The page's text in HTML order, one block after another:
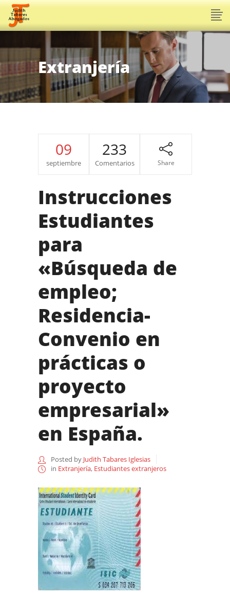
Extranjería
09
septiembre
233
Comentarios Share
Instrucciones
Estudiantes
para
«Búsqueda de
empleo;
Residencia-
Convenio en
prácticas o
proyecto
empresarial»
en España.
Posted by Judith Tabares Iglesias
in Extranjería, Estudiantes extranjeros